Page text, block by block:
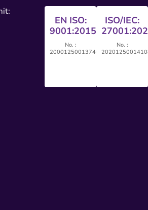
EN ISO:
9001:2015
No. :
20001250013746
ISO/IEC:
No. :